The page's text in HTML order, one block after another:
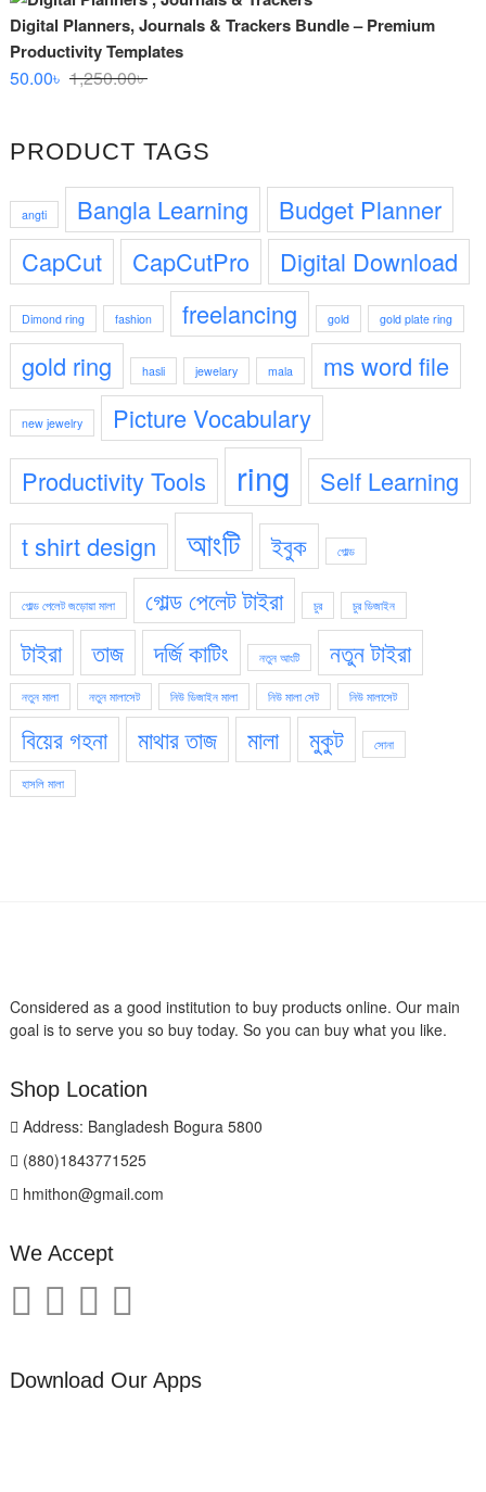
was:
250.00৳ .
is:
160.00৳ .
Digital Planners, Journals & Trackers Bundle – Premium
Productivity Templates
1,250.00৳Original
1,250.00৳ .
50.00৳
Current
50.00৳ .
PRODUCT TAGS
angti Bangla Learning
Budget Planner
CapCut
CapCutPro Digital Download
Dimond ring fashion freelancing gold gold plate ring
gold ring hasli jewelary mala ms word file
new jewelry
Picture Vocabulary
Productivity Tools
ring
Self Learning
t shirt design
আংটি ইবুক গোল্ড
গোল্ড পেলেট জড়োয়া মালা গোল্ড পেলেট টাইরা চুর চুর ডিজাইন
টাইরা তাজ দর্জি কাটিং নতুন আংটি নতুন টাইরা
নতুন মালা নতুন মালাসেট নিউ ডিজাইন মালা নিউ মালা সেট নিউ মালাসেট
বিয়ের গহনা মাথার তাজ মালা মুকুট সোনা
হাসলি মালা
Considered as a good institution to buy products online. Our main
goal is to serve you so buy today. So you can buy what you like.
Shop Location
Address: Bangladesh Bogura 5800
(880)1843771525
hmithon@gmail.com
We Accept
Download Our Apps